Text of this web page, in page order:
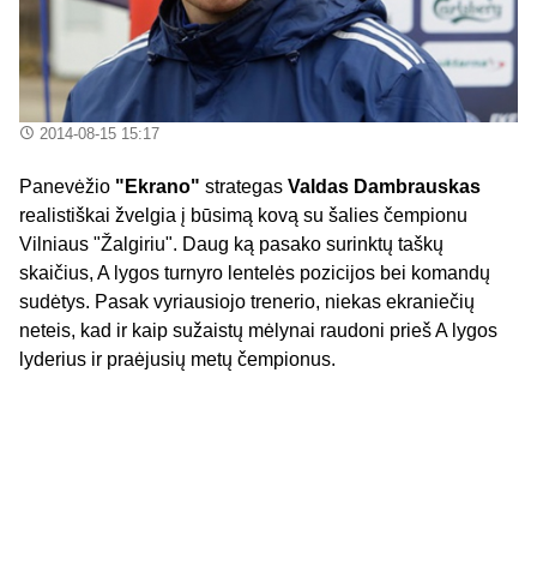
2014-08-15 15:17
Panevėžio "Ekrano" strategas Valdas Dambrauskas
realistiškai žvelgia į būsimą kovą su šalies čempionu
Vilniaus "Žalgiriu". Daug ką pasako surinktų taškų
skaičius, A lygos turnyro lentelės pozicijos bei komandų
sudėtys. Pasak vyriausiojo trenerio, niekas ekraniečių
neteis, kad ir kaip sužaistų mėlynai raudoni prieš A lygos
lyderius ir praėjusių metų čempionus.